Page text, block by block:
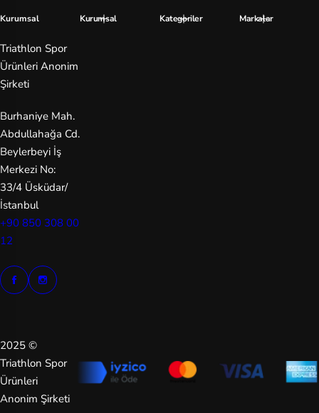
y
P
u
m
S
al
o
m
o
S
au
S
ke
ch
Kurumsal
Triathlon Spor
Ürünleri Anonim
Şirketi
Burhaniye Mah.
Abdullahağa Cd.
Beylerbeyi İş
Merkezi No:
33/4 Üsküdar/
İstanbul
+90 850 308 00
12
Kurumsal Kategoriler Markalar
2025 ©
Triathlon Spor
Ürünleri
Anonim Şirketi